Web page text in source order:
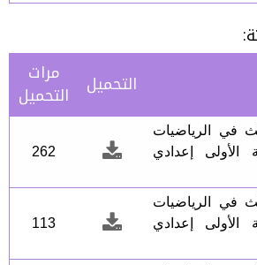
التحميل مرات
التحميل
في الرياضيات
الأولى إعدادي
262
في الرياضيات
الأولى إعدادي
113